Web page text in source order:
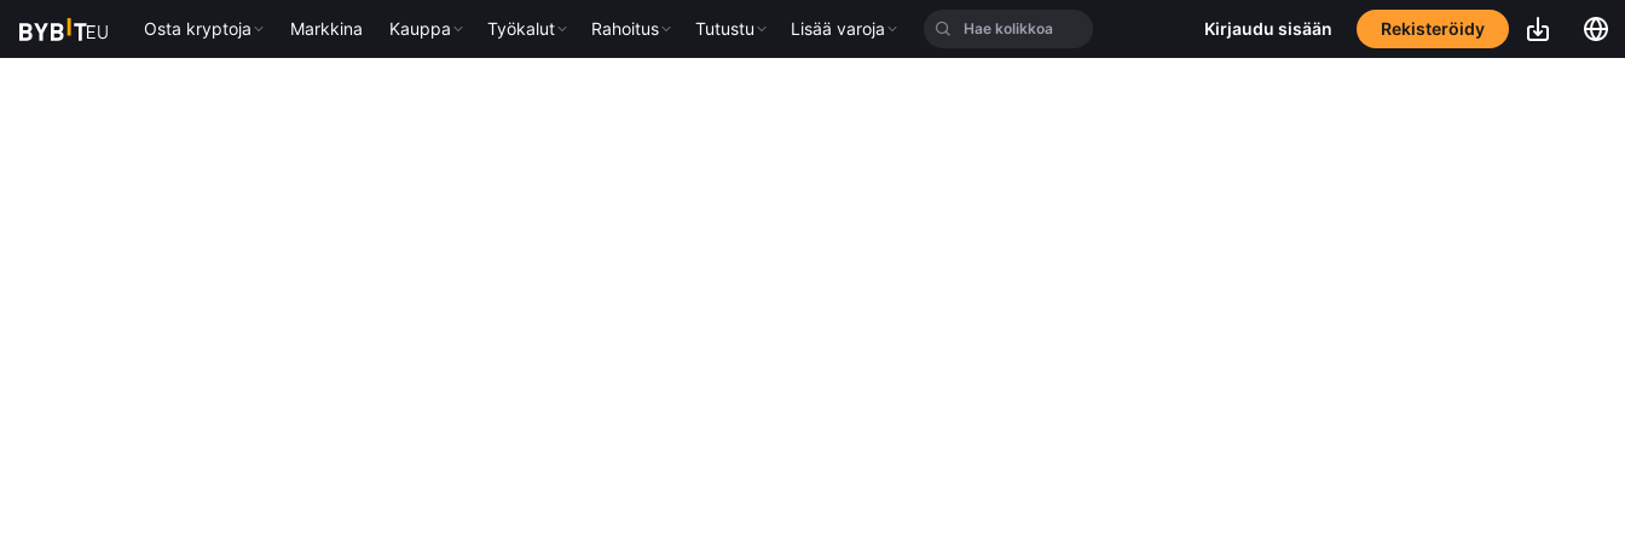
Osta kryptoja Markkina Kauppa Työkalut Rahoitus Tutustu Lisää varoja Kirjaudu sisään Rekisteröidy